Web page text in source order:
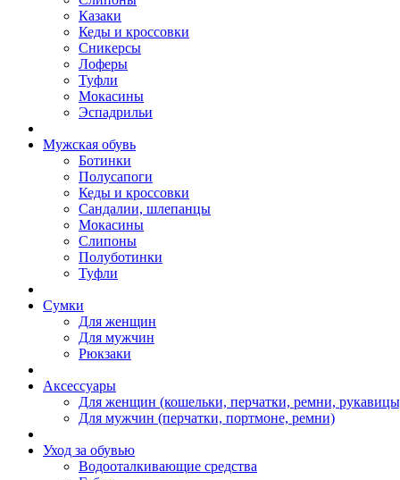
Казаки
Кеды и кроссовки
Сникерсы
Лоферы
Туфли
Мокасины
Эспадрильи
Мужская обувь
Ботинки
Полусапоги
Кеды и кроссовки
Сандалии, шлепанцы
Мокасины
Слипоны
Полуботинки
Туфли
Сумки
Для женщин
Для мужчин
Рюкзаки
Аксессуары
Для женщин (кошельки, перчатки, ремни,
Для мужчин (перчатки, портмоне, ремни)
Уход за обувью
Водооталкивающие средства